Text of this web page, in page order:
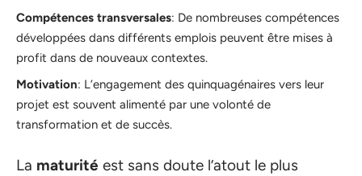
Compétences transversales: De nombreuses compétences
développées dans différents emplois peuvent être mises à
profit dans de nouveaux contextes.
Motivation: L’engagement des quinquagénaires vers leur
projet est souvent alimenté par une volonté de
transformation et de succès.
La maturité est sans doute l’atout le plus